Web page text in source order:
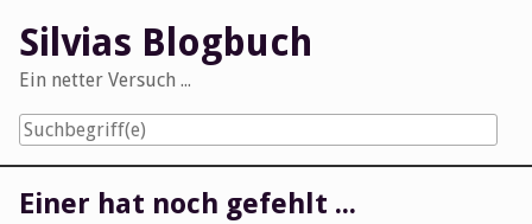
content
Silvias Blogbuch
Ein netter Versuch ...
Einer hat noch gefehlt ...